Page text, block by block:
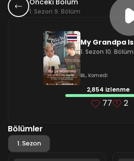
1. Sezon 9. Bölüm
My Grandpa
1. Sezon 10. Bölüm
BL, Komedi
2,854 izlenme
77 2
Bölümler
1. Sezon